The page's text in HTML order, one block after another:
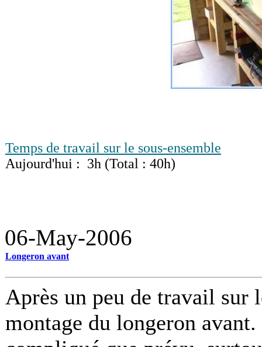
Temps de travail sur le sous-ensemble
Aujourd'hui : 3h (Total : 40h)
06-May-2006
Longeron avant
Après un peu de travail sur
montage du longeron